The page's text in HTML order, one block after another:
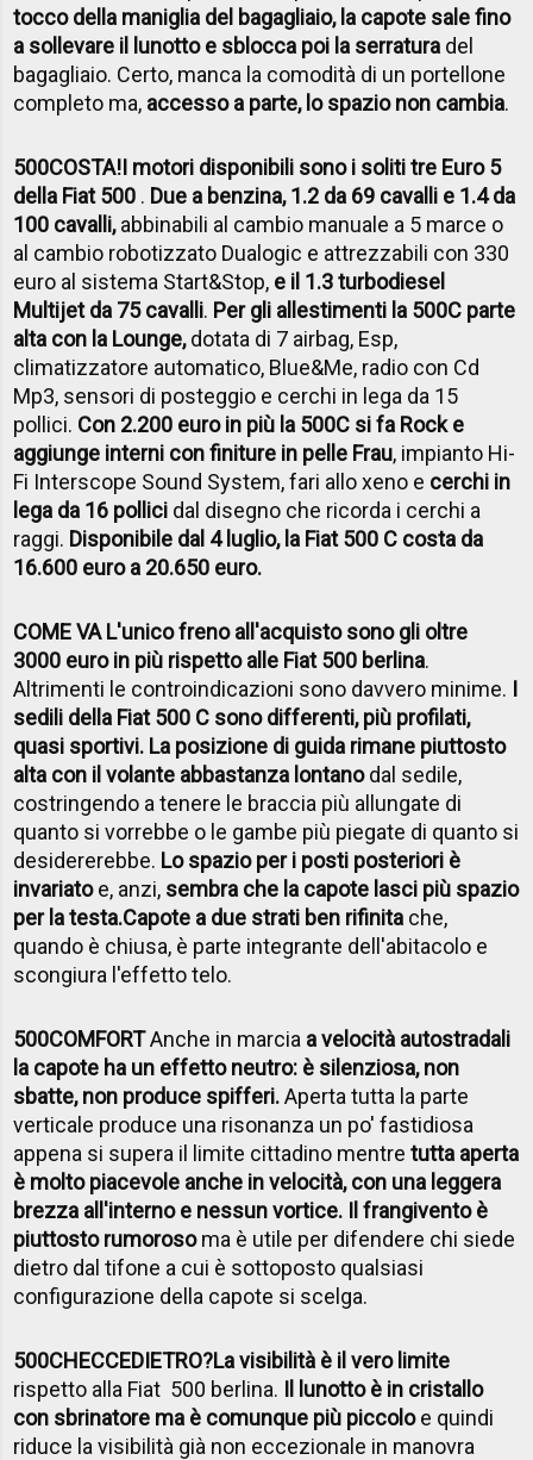
tocco della maniglia del bagagliaio, la capote sale fino
a sollevare il lunotto e sblocca poi la serratura del
bagagliaio. Certo, manca la comodità di un portellone
completo ma, accesso a parte, lo spazio non cambia.
500COSTA!I motori disponibili sono i soliti tre Euro 5
della Fiat 500 . Due a benzina, 1.2 da 69 cavalli e 1.4 da
100 cavalli,abbinabili al cambio manuale a 5 marce o
al cambio robotizzato Dualogic e attrezzabili con 330
euro al sistema Start&Stop, e il 1.3 turbodiesel
Multijet da 75 cavalli. Per gli allestimenti la 500C parte
alta con la Lounge,dotata di 7 airbag, Esp,
climatizzatore automatico, Blue&Me, radio con Cd
Mp3, sensori di posteggio e cerchi in lega da 15
pollici. Con 2.200 euro in più la 500C si fa Rock e
aggiunge interni con finiture in pelle Frau, impianto Hi-
Fi Interscope Sound System, fari allo xeno e cerchi in
lega da 16 pollici dal disegno che ricorda i cerchi a
raggi. Disponibile dal 4 luglio, la Fiat 500 C costa da
16.600 euro a 20.650 euro.
COME VA L'unico freno all'acquisto sono gli oltre
3000 euro in più rispetto alle Fiat 500 berlina.
Altrimenti le controindicazioni sono davvero minime. I
sedili della Fiat 500 C sono differenti, più profilati,
quasi sportivi. La posizione di guida rimane piuttosto
alta con il volante abbastanza lontanodal sedile,
costringendo a tenere le braccia più allungate di
quanto si vorrebbe o le gambe più piegate di quanto si
desidererebbe. Lo spazio per i posti posteriori è
invariatoe, anzi, sembra che la capote lasci più spazio
per la testa.Capote a due strati ben rifinita che,
quando è chiusa, è parte integrante dell'abitacolo e
scongiura l'effetto telo.
500COMFORTAnche in marcia a velocità autostradali
la capote ha un effetto neutro: è silenziosa, non
sbatte, non produce spifferi.Aperta tutta la parte
verticale produce una risonanza un po' fastidiosa
appena si supera il limite cittadino mentretutta aperta
è molto piacevole anche in velocità, con una leggera
brezza all'interno e nessun vortice. Il frangivento è
piuttosto rumorosoma è utile per difendere chi siede
dietro dal tifone a cui è sottoposto qualsiasi
configurazione della capote si scelga.
500CHECCEDIETRO?La visibilità è il vero limite
rispetto alla Fiat 500 berlina. Il lunotto è in cristallo
con sbrinatore ma è comunque più piccoloe quindi
riduce la visibilità già non eccezionale in manovra